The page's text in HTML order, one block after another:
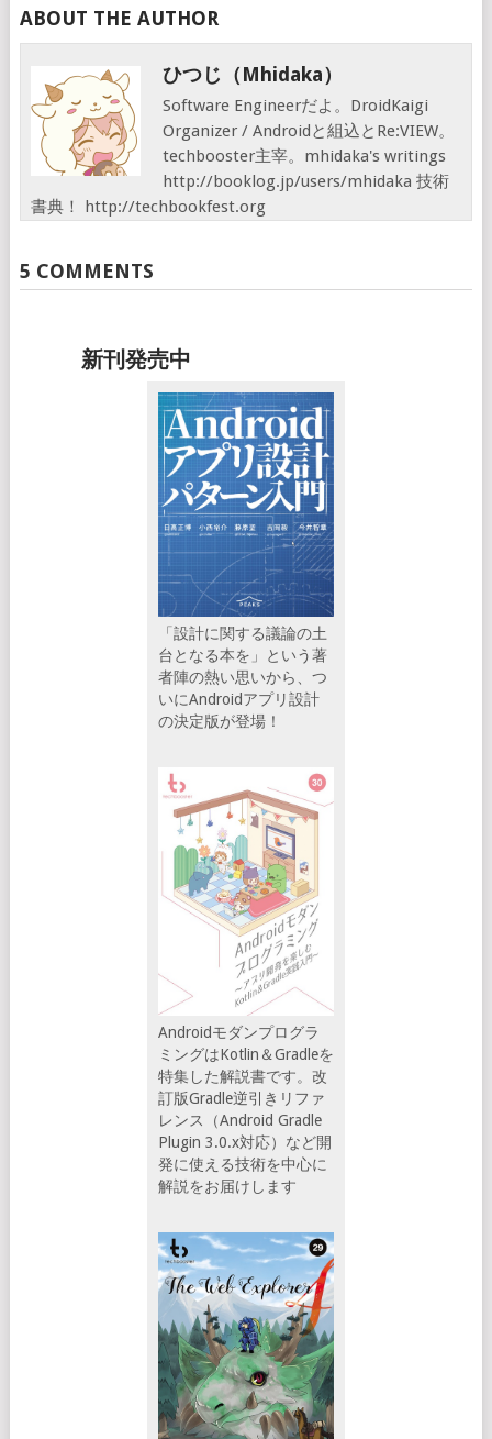
ABOUT THE AUTHOR
ひつじ（mhidaka）
Software Engineerだよ。DroidKaigi
Organizer / Androidと組込とRe:VIEW。
techbooster主宰。mhidaka's writings
http://booklog.jp/users/mhidaka 技術
書典！ http://techbookfest.org
5 COMMENTS
新刊発売中
「設計に関する議論の土
台となる本を」という著
者陣の熱い思いから、つ
いにAndroidアプリ設計
の決定版が登場！
Androidモダンプログラ
ミングはKotlin＆Gradleを
特集した解説書です。改
訂版Gradle逆引きリファ
レンス（Android Gradle
Plugin 3.0.x対応）など開
発に使える技術を中心に
解説をお届けします